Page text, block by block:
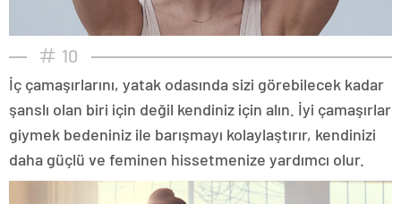
10
İç çamaşırlarını, yatak odasında sizi görebilecek kadar
şanslı olan biri için değil kendiniz için alın. İyi çamaşırlar
giymek bedeniniz ile barışmayı kolaylaştırır, kendinizi
daha güçlü ve feminen hissetmenize yardımcı olur.